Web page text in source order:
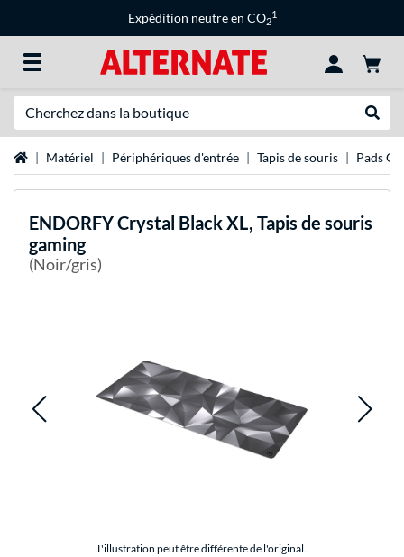
Expédition neutre en CO2
1
Page d'accueil
Matériel Périphériques d'entrée Tapis de souris Pads
ENDORFYCrystal Black XL, Tapis de souris
gaming
(Noir/gris)
L'illustration peut être différente de l'original.